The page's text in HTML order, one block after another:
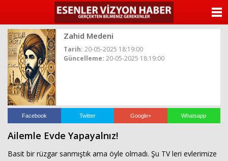
Zahid Medeni
Tarih: 20-05-2025 18:19:00
Güncelleme: 20-05-2025 18:19:00
Facebook Twitter Google+ Whatsapp
Ailemle Evde Yapayalnız!
Basit bir rüzgar sanmıştık ama öyle olmadı. Şu TV leri evlerimize
ANASAYFA
YAZARLAR